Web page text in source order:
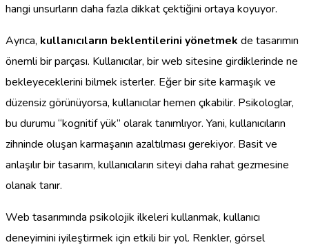
hangi unsurların daha fazla dikkat çektiğini ortaya koyuyor.
Ayrıca, kullanıcıların beklentilerini yönetmek de tasarımın
önemli bir parçası. Kullanıcılar, bir web sitesine girdiklerinde ne
bekleyeceklerini bilmek isterler. Eğer bir site karmaşık ve
düzensiz görünüyorsa, kullanıcılar hemen çıkabilir. Psikologlar,
bu durumu “kognitif yük” olarak tanımlıyor. Yani, kullanıcıların
zihninde oluşan karmaşanın azaltılması gerekiyor. Basit ve
anlaşılır bir tasarım, kullanıcıların siteyi daha rahat gezmesine
olanak tanır.
Web tasarımında psikolojik ilkeleri kullanmak, kullanıcı
deneyimini iyileştirmek için etkili bir yol. Renkler, görsel